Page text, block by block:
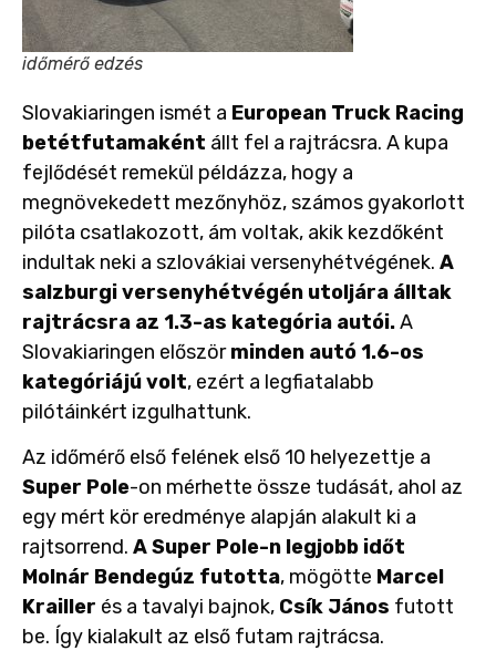
időmérő edzés
Slovakiaringen ismét a European Truck Racing
betétfutamaként állt fel a rajtrácsra. A kupa
fejlődését remekül példázza, hogy a
megnövekedett mezőnyhöz, számos gyakorlott
pilóta csatlakozott, ám voltak, akik kezdőként
indultak neki a szlovákiai versenyhétvégének. A
salzburgi versenyhétvégén utoljára álltak
rajtrácsra az 1.3-as kategória autói.A
Slovakiaringen előszörminden autó 1.6-os
kategóriájú volt, ezért a legfiatalabb
pilótáinkért izgulhattunk.
Az időmérő első felének első 10 helyezettje a
Super Pole-on mérhette össze tudását, ahol az
egy mért kör eredménye alapján alakult ki a
rajtsorrend. A Super Pole-n legjobb időt
Molnár Bendegúz futotta, mögötte Marcel
Krailler és a tavalyi bajnok, Csík János futott
be. Így kialakult az első futam rajtrácsa.